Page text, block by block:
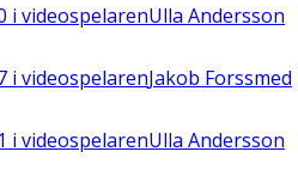
i videospelarenUlla Andersson
i videospelarenJakob Forssmed
i videospelarenUlla Andersson